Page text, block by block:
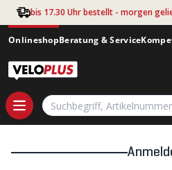
Zum Hauptinhalt springen
bis 17.30 Uhr bestellt - morgen
OnlineshopBeratung & Service